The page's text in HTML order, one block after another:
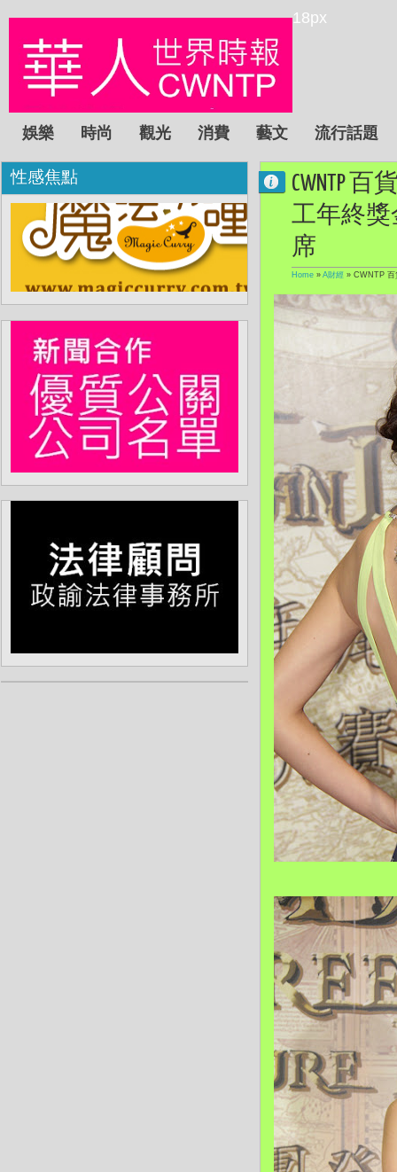
18px
娛樂 時尚 觀光 消費 藝文 流行話題
CWNTP
工年終獎
席
Home » A財經 » CWNTP 百
性感焦點